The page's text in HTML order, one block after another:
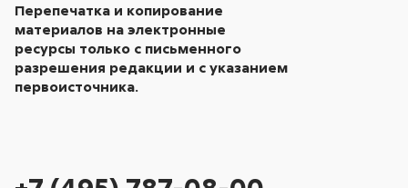
Перепечатка и копирование
материалов на электронные
ресурсы только с письменного
разрешения редакции и с указанием
первоисточника.